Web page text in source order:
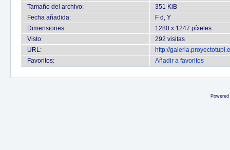
Tamaño del archivo:
351 KiB
Fecha añadida:
F d, Y
Dimensiones:
1280 x 1247 píxeles
Visto:
292 visitas
URL:
http://
Favoritos:
Añadir a favoritos